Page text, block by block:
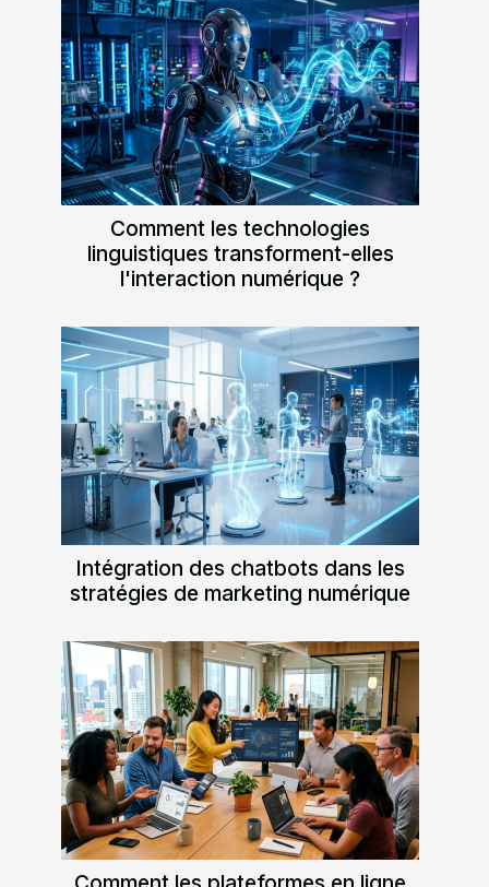
Comment les technologies
linguistiques transforment-elles
l'interaction numérique ?
Intégration des chatbots dans les
stratégies de marketing numérique